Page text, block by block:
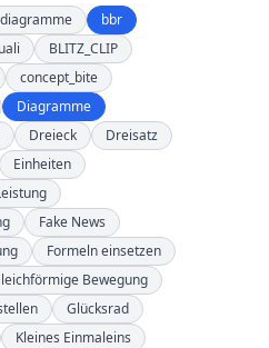
bbr
BLITZ_CLIP
concept_bite
Diagramme
Dreieck
Dreisatz
Einheiten
Fake News
Formeln einsetzen
Bewegung
Glücksrad
Kleines Einmaleins